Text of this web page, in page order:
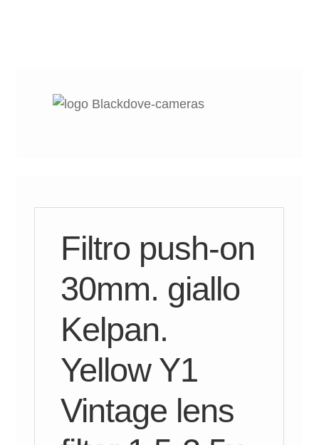
Filtro push-on
30mm. giallo
Kelpan.
Yellow Y1
Vintage lens